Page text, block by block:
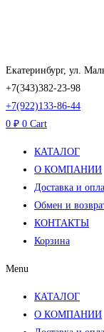
Екатеринбург, ул.
+7(343)382-23-98
+7(922)133-86-44
0 ₽ 0 Cart
КАТАЛОГ
О КОМПАНИИ
Доставка и
Обмен и
КОНТАКТЫ
Корзина
Menu
КАТАЛОГ
О КОМПАНИИ